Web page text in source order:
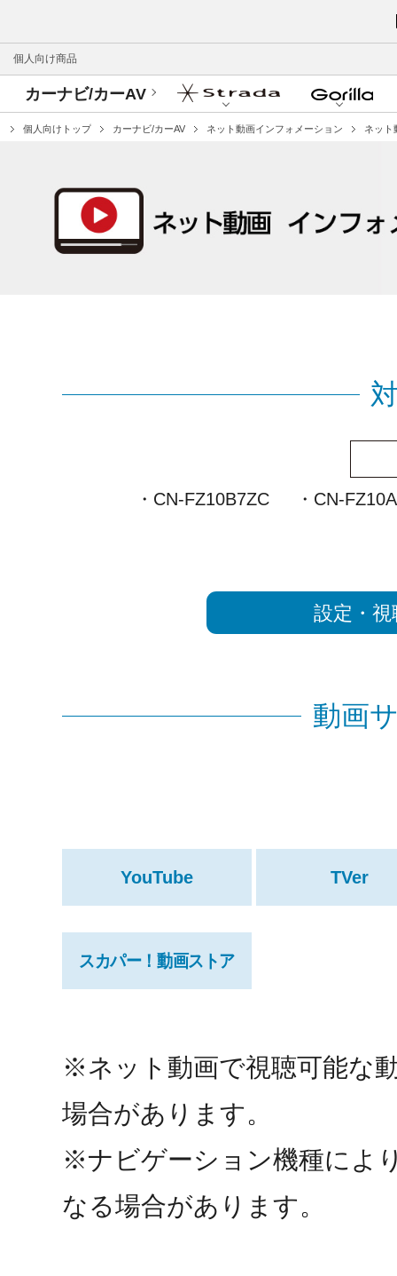
個人向け商品
カーナビ/カーAV
個人向けトップ カーナビ/カーAV ネット動画インフォメーション ネット
・CN-FZ10B7ZC ・CN-
設定・
動画
YouTube TVer
スカパー！動画ストア
※ネット動画で視聴可能な
場合があります。
※ナビゲーション機種によ
なる場合があります。